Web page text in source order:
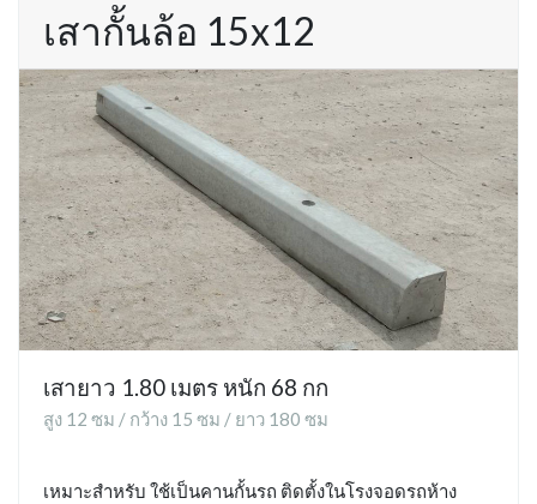
เสากั้นล้อ 15x12
เสายาว 1.80 เมตร หนัก 68 กก
สูง 12 ซม / กว้าง 15 ซม / ยาว 180 ซม
เหมาะสำหรับ ใช้เป็นคานกั้นรถ ติดตั้งในโรงจอดรถห้าง